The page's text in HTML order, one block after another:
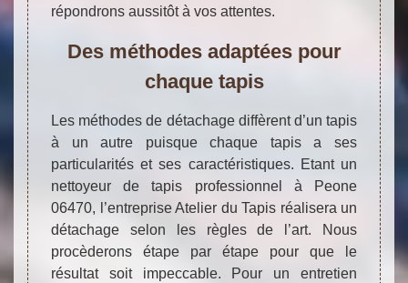
répondrons aussitôt à vos attentes.
Des méthodes adaptées pour
chaque tapis
Les méthodes de détachage diffèrent d’un tapis
à un autre puisque chaque tapis a ses
particularités et ses caractéristiques. Etant un
nettoyeur de tapis professionnel à Peone
06470, l’entreprise Atelier du Tapis réalisera un
détachage selon les règles de l’art. Nous
procèderons étape par étape pour que le
résultat soit impeccable. Pour un entretien